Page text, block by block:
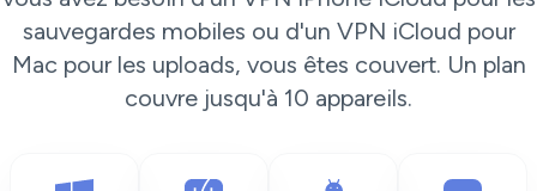
sauvegardes mobiles ou d'un VPN iCloud pour
Mac pour les uploads, vous êtes couvert. Un plan
couvre jusqu'à 10 appareils.